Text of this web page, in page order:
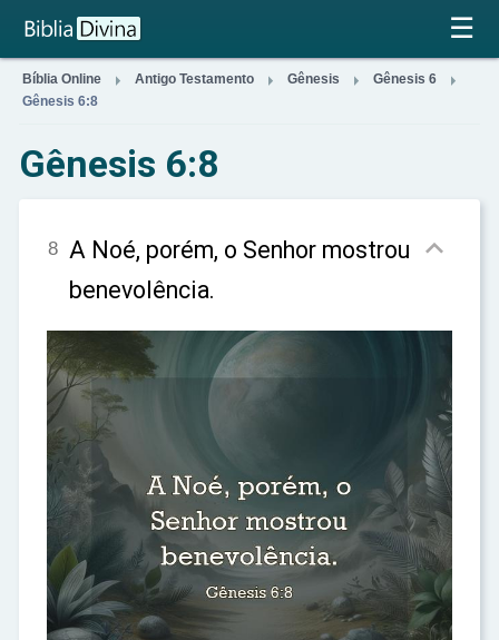
×
☰
Bíblia Online  Antigo Testamento  Gênesis  Gênesis 6 
Gênesis 6:8
Gênesis 6:8
8 A Noé, porém, o Senhor mostrou
benevolência.
